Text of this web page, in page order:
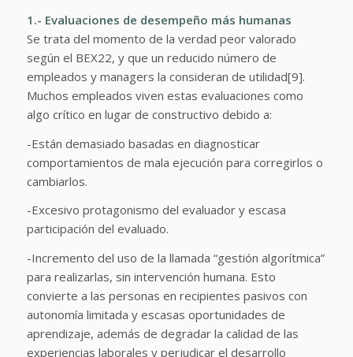
1.- Evaluaciones de desempeño más humanas
Se trata del momento de la verdad peor valorado
según el BEX22, y que un reducido número de
empleados y managers la consideran de utilidad[9].
Muchos empleados viven estas evaluaciones como
algo crítico en lugar de constructivo debido a:
-Están demasiado basadas en diagnosticar
comportamientos de mala ejecución para corregirlos o
cambiarlos.
-Excesivo protagonismo del evaluador y escasa
participación del evaluado.
-Incremento del uso de la llamada “gestión algorítmica”
para realizarlas, sin intervención humana. Esto
convierte a las personas en recipientes pasivos con
autonomía limitada y escasas oportunidades de
aprendizaje, además de degradar la calidad de las
experiencias laborales y perjudicar el desarrollo